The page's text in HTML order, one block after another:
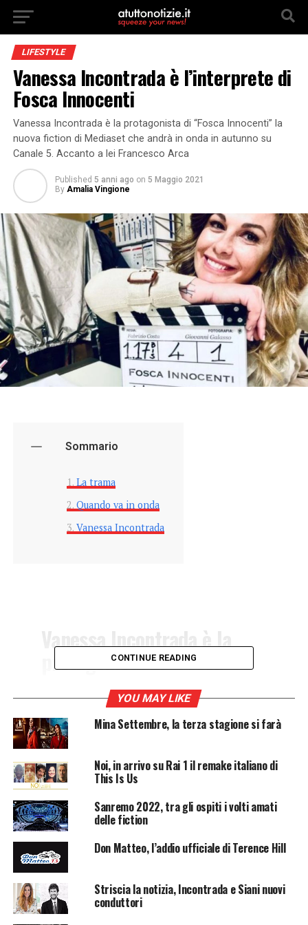
LIFESTYLE
Vanessa Incontrada è l’interprete di
Fosca Innocenti
Vanessa Incontrada è la protagonista di “Fosca Innocenti” la
nuova fiction di Mediaset che andrà in onda in autunno su
Canale 5. Accanto a lei Francesco Arca
Published 5 anni ago on 5 Maggio 2021
By Amalia Vingione
Sommario
La trama
Quando va in onda
Vanessa Incontrada
Vanessa Incontrada è la
protagonista di “Fosca
Innocenti” la nuova fiction
di Mediaset che andrà in
onda in autunno su Canale
5.
Sono partite le riprese della nuova serie “Fosca
Innocenti”, in cui Vanessa Incontrada interpreta il ruolo
di un vice questore a capo di una squadra investigativa
composta da sole donne. Il primo ciak è avvenuto a
Roma, ma ben presto il cast si sposterà ad Arezzo. per il
resto delle riprese. La serie è diretta da Fabrizio Costa e
prodotta da Banijay Studios Italy.
CONTINUE READING
YOU MAY LIKE
Mina Settembre, la terza stagione si farà
Noi, in arrivo su Rai 1 il remake italiano di
This Is Us
Sanremo 2022, tra gli ospiti i volti amati
delle fiction
Don Matteo, l’addio ufficiale di Terence Hill
Striscia la notizia, Incontrada e Siani nuovi
conduttori